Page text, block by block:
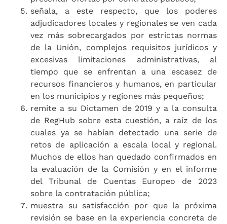
señala, a este respecto, que los poderes
adjudicadores locales y regionales se ven cada
vez más sobrecargados por estrictas normas
de la Unión, complejos requisitos jurídicos y
excesivas limitaciones administrativas, al
tiempo que se enfrentan a una escasez de
recursos financieros y humanos, en particular
en los municipios y regiones más pequeños;
remite a su Dictamen de 2019 y a la consulta
de RegHub sobre esta cuestión, a raíz de los
cuales ya se habían detectado una serie de
retos de aplicación a escala local y regional.
Muchos de ellos han quedado confirmados en
la evaluación de la Comisión y en el informe
del Tribunal de Cuentas Europeo de 2023
sobre la contratación pública;
muestra su satisfacción por que la próxima
revisión se base en la experiencia concreta de